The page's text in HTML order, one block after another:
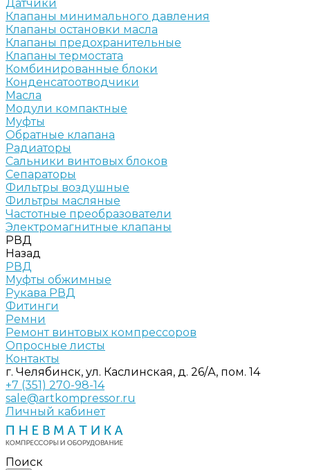
Датчики
Клапаны минимального давления
Клапаны остановки масла
Клапаны предохранительные
Клапаны термостата
Комбинированные блоки
Конденсатоотводчики
Масла
Модули компактные
Муфты
Обратные клапана
Радиаторы
Сальники винтовых блоков
Сепараторы
Фильтры воздушные
Фильтры масляные
Частотные преобразователи
Электромагнитные клапаны
РВД
Назад
РВД
Муфты обжимные
Рукава РВД
Фитинги
Ремни
Ремонт винтовых компрессоров
Опросные листы
Контакты
г. Челябинск, ул. Каслинская, д. 26/А, пом. 14
+7 (351) 270-98-14
sale@artkompressor.ru
Личный кабинет
Поиск